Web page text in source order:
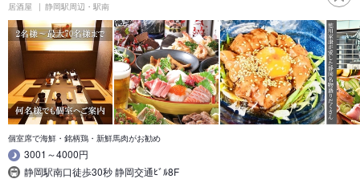
居酒屋 静岡駅周辺・駅南
個室席で海鮮・銘柄鶏・新鮮馬肉がお勧め
3001～4000円
静岡駅南口徒歩30秒 静岡交通ﾋﾞﾙ8F